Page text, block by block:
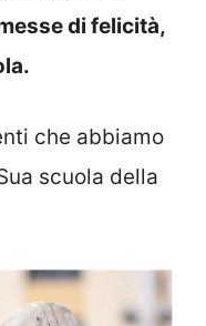
di felicità,
che abbiamo
scuola della